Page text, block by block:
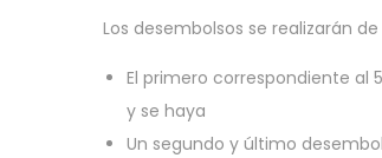
Los desembolsos se realizarán
El primero correspondiente al
y se haya
Un segundo y último